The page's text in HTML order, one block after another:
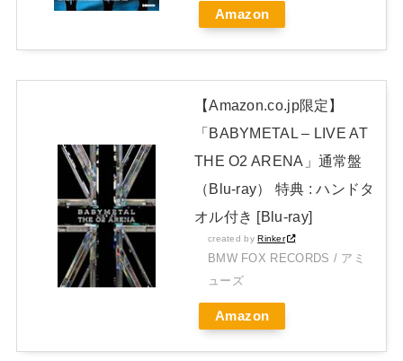
Amazon
【Amazon.co.jp限定】
「BABYMETAL – LIVE AT
THE O2 ARENA」通常盤
（Blu-ray） 特典 : ハンドタ
オル付き [Blu-ray]
created byRinker
BMW FOX RECORDS / アミ
ューズ
Amazon